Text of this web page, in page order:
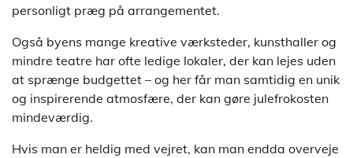
personligt præg på arrangementet.
Også byens mange kreative værksteder, kunsthaller og
mindre teatre har ofte ledige lokaler, der kan lejes uden
at sprænge budgettet – og her får man samtidig en unik
og inspirerende atmosfære, der kan gøre julefrokosten
mindeværdig.
Hvis man er heldig med vejret, kan man endda overveje